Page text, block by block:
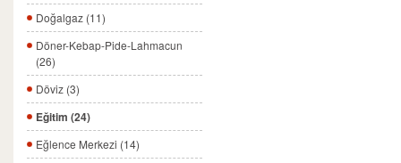
Doğalgaz (11)
Döner-Kebap-Pide-Lahmacun
(26)
Döviz (3)
Eğitim (24)
Eğlence Merkezi (14)